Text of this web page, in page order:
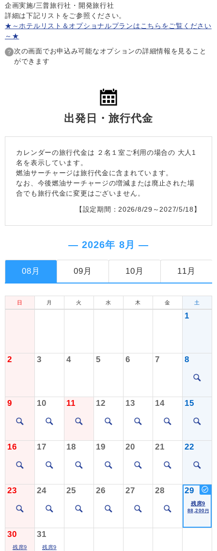
企画実施/三普旅行社・開発旅行社
詳細は下記リストをご参照ください。
★～ホテルリスト＆オプショナルプランはこちらをご覧ください
～★
次の画面でお申込み可能なオプションの詳細情報を見ること
ができます
出発日・旅行代金
カレンダーの旅行代金は ２名１室ご利用の場合の 大人1
名を表示しています。
燃油サーチャージは旅行代金に含まれています。
なお、今後燃油サーチャージの増減または廃止された場
合でも旅行代金に変更はございません。
【設定期間：2026/8/29～2027/5/18】
― 2026年 8月 ―
08月 09月 10月 11月
日 月 火 水 木 金 土
1
2 3 4 5 6 7 8
9 10 11 12 13 14 15
16 17 18 19 20 21 22
23 24 25 26 27 28 29
残席9
88,200 円
30
残席9
31
残席9